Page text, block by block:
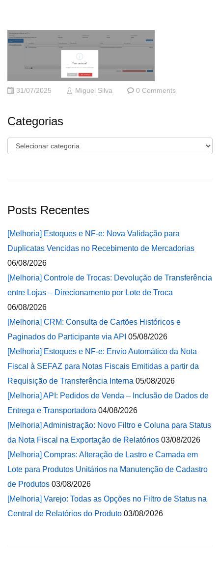
31/07/2025 Miguel Silva 0 Comments
Categorias
Categorias
Posts Recentes
[Melhoria] Estoques e NF-e: Nova Validação para
Duplicatas Vencidas no Recebimento de Mercadorias
06/08/2026
[Melhoria] Controle de Trocas: Devolução de Transferência
entre Lojas – Direcionamento por Lote de Troca
06/08/2026
[Melhoria] CRM: Consulta de Cartões Históricos e
Paginados do Participante via API 05/08/2026
[Melhoria] Estoques e NF-e: Envio Automático da Nota
Fiscal à SEFAZ para Notas Fiscais Emitidas a partir da
Requisição de Transferência Interna 05/08/2026
[Melhoria] API: Pedidos de Venda – Inclusão de Dados de
Entrega e Transportadora 04/08/2026
[Melhoria] Administração: Novo Filtro e Coluna para Status
da Nota Fiscal na Exportação de Relatórios 03/08/2026
[Melhoria] Compras: Alteração de Lastro e Camada em
Lote para Produtos Unitários na Manutenção de Cadastro
de Produtos 03/08/2026
[Melhoria] Varejo: Todas as Opções no Filtro de Status na
Central de Relatórios do Produto 03/08/2026